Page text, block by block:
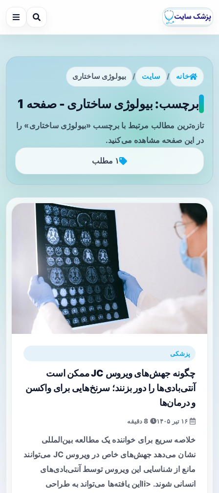
خانه / سایت / بیولوژی ساختاری
برچسب: بیولوژی ساختاری - صفحه 1
تازه‌ترین مطالب مرتبط با برچسب «بیولوژی ساختاری» را
در این صفحه مشاهده می‌کنید.
۱ مطلب
پزشکی
چگونه جهش‌های ویروس JC ممکن است
آنتی‌بادی‌ها را دور بزنند؛ سرنخ‌هایی برای واکسن
و درمان‌ها
خلاصه سریع برای خواننده یک مطالعه بین‌المللی
نشان می‌دهد جهش‌های خاص در ویروس JC می‌توانند
مانع از شناسایی این ویروس توسط آنتی‌بادی‌های
انسانی شوند. <liاین یافته‌ها می‌تواند به طراحی